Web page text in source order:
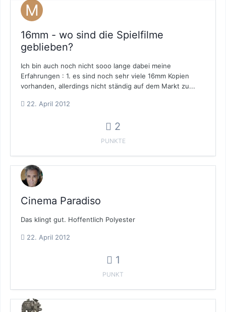
16mm - wo sind die Spielfilme
geblieben?
Ich bin auch noch nicht sooo lange dabei meine
Erfahrungen : 1. es sind noch sehr viele 16mm Kopien
vorhanden, allerdings nicht ständig auf dem Markt zu...
22. April 2012
2
PUNKTE
Cinema Paradiso
Das klingt gut. Hoffentlich Polyester
22. April 2012
1
PUNKT